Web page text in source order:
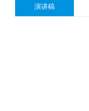
演讲稿